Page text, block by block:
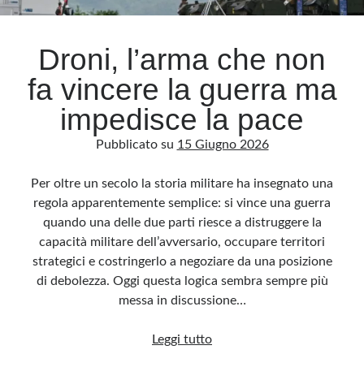
Droni, l’arma che non
fa vincere la guerra ma
impedisce la pace
Pubblicato su 15 Giugno 2026
Per oltre un secolo la storia militare ha insegnato una
regola apparentemente semplice: si vince una guerra
quando una delle due parti riesce a distruggere la
capacità militare dell’avversario, occupare territori
strategici e costringerlo a negoziare da una posizione
di debolezza. Oggi questa logica sembra sempre più
messa in discussione…
Leggi tuttoDroni,